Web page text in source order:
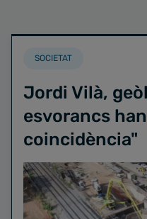
SOCIETAT
Jordi Vilà,
esvorancs
coincidència"